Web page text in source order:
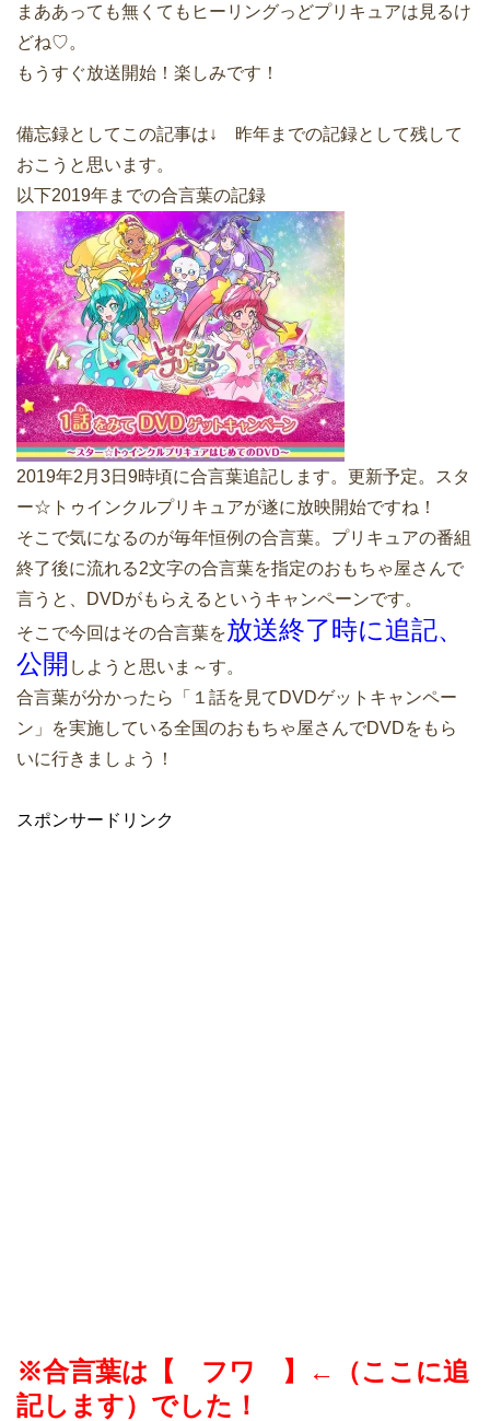
まああっても無くてもヒーリングっどプリキュアは見るけ
どね♡。
もうすぐ放送開始！楽しみです！
備忘録としてこの記事は↓ 昨年までの記録として残して
おこうと思います。
以下2019年までの合言葉の記録
2019年2月3日9時頃に合言葉追記します。更新予定。スタ
ー☆トゥインクルプリキュアが遂に放映開始ですね！
そこで気になるのが毎年恒例の合言葉。プリキュアの番組
終了後に流れる2文字の合言葉を指定のおもちゃ屋さんで
言うと、DVDがもらえるというキャンペーンです。
そこで今回はその合言葉を放送終了時に追記、
公開 しようと思いま～す。
合言葉が分かったら「１話を見てDVDゲットキャンペー
ン」を実施している全国のおもちゃ屋さんでDVDをもら
いに行きましょう！
スポンサードリンク
※合言葉は【 フワ 】←（ここに追
記します）でした！